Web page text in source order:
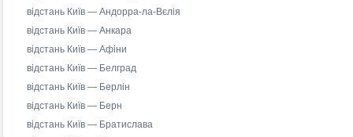
відстань Київ — Андорра-ла-Вєлія
відстань Київ — Анкара
відстань Київ — Афіни
відстань Київ — Белград
відстань Київ — Берлін
відстань Київ — Берн
відстань Київ — Братислава